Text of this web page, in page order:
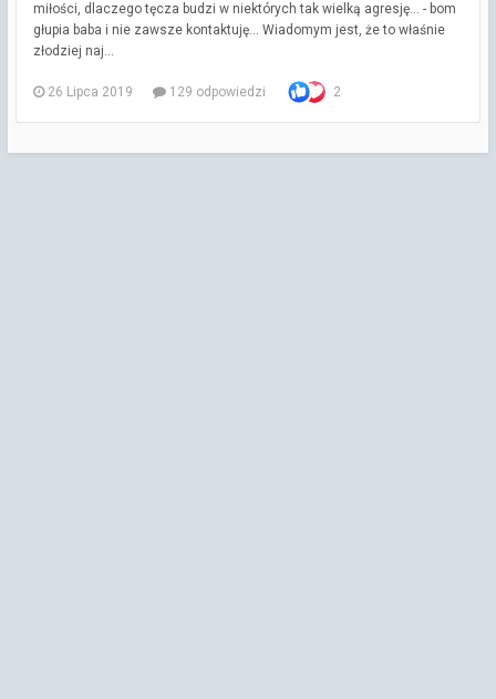
miłości, dlaczego tęcza budzi w niektórych tak wielką agresję... - bom
głupia baba i nie zawsze kontaktuję... Wiadomym jest, że to właśnie
złodziej naj...
26 Lipca 2019 129 odpowiedzi 2